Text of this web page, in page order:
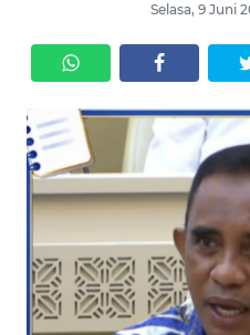
Selasa, 9 Juni
SERBA-
SERBI
OPINI
Informasi
INDEKS
BERITA
KONTAK